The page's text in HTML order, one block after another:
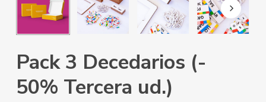
Pack 3 Decedarios (-
50% Tercera ud.)